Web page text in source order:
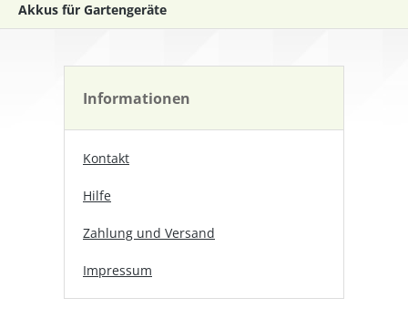
Akkus für Gartengeräte
Informationen
Kontakt
Hilfe
Zahlung und Versand
Impressum